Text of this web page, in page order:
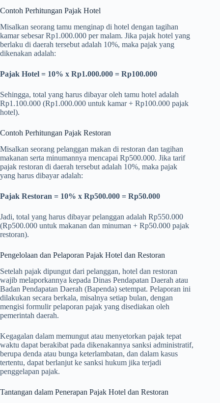
Contoh Perhitungan Pajak Hotel
Misalkan seorang tamu menginap di hotel dengan tagihan
kamar sebesar Rp1.000.000 per malam. Jika pajak hotel yang
berlaku di daerah tersebut adalah 10%, maka pajak yang
dikenakan adalah:
Pajak Hotel = 10% x Rp1.000.000 = Rp100.000
Sehingga, total yang harus dibayar oleh tamu hotel adalah
Rp1.100.000 (Rp1.000.000 untuk kamar + Rp100.000 pajak
hotel).
Contoh Perhitungan Pajak Restoran
Misalkan seorang pelanggan makan di restoran dan tagihan
makanan serta minumannya mencapai Rp500.000. Jika tarif
pajak restoran di daerah tersebut adalah 10%, maka pajak
yang harus dibayar adalah:
Pajak Restoran = 10% x Rp500.000 = Rp50.000
Jadi, total yang harus dibayar pelanggan adalah Rp550.000
(Rp500.000 untuk makanan dan minuman + Rp50.000 pajak
restoran).
Pengelolaan dan Pelaporan Pajak Hotel dan Restoran
Setelah pajak dipungut dari pelanggan, hotel dan restoran
wajib melaporkannya kepada Dinas Pendapatan Daerah atau
Badan Pendapatan Daerah (Bapenda) setempat. Pelaporan ini
dilakukan secara berkala, misalnya setiap bulan, dengan
mengisi formulir pelaporan pajak yang disediakan oleh
pemerintah daerah.
Kegagalan dalam memungut atau menyetorkan pajak tepat
waktu dapat berakibat pada dikenakannya sanksi administratif,
berupa denda atau bunga keterlambatan, dan dalam kasus
tertentu, dapat berlanjut ke sanksi hukum jika terjadi
penggelapan pajak.
Tantangan dalam Penerapan Pajak Hotel dan Restoran